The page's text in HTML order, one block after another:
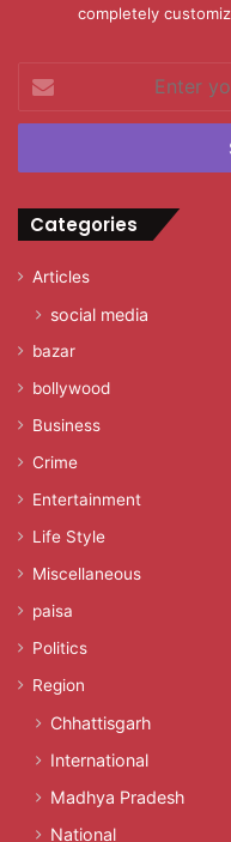
completely
your
Email
Categories
Articles
social media
bazar
bollywood
Business
Crime
Entertainment
Life Style
Miscellaneous
paisa
Politics
Region
Chhattisgarh
International
Madhya Pradesh
National